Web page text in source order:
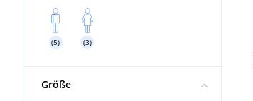
(5) (3)
Größe